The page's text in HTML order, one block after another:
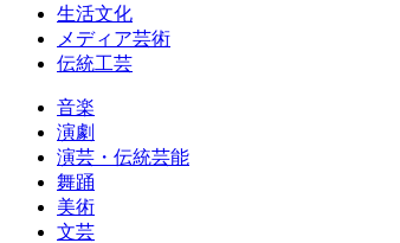
生活文化
メディア芸術
伝統工芸
音楽
演劇
演芸・伝統芸能
舞踊
美術
文芸